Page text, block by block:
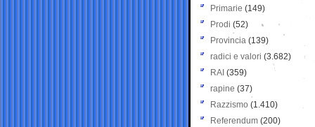
Primarie (149)
Prodi (52)
Provincia (139)
radici e valori (3.682)
RAI (359)
rapine (37)
Razzismo (1.410)
Referendum (200)